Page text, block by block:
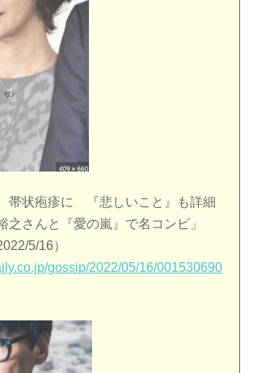
帯状疱疹に 『悲しいこと』も詳細
さんと『愛の嵐』で名コンビ」
5/16）
gossip/2022/05/16/001530690